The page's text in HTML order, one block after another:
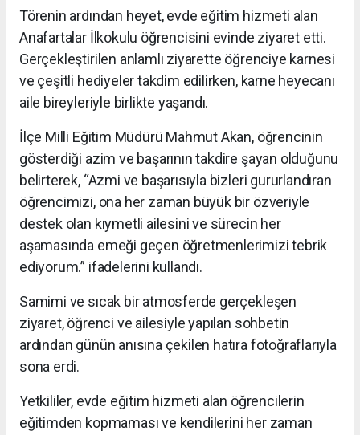
Törenin ardından heyet, evde eğitim hizmeti alan
Anafartalar İlkokulu öğrencisini evinde ziyaret etti.
Gerçekleştirilen anlamlı ziyarette öğrenciye karnesi
ve çeşitli hediyeler takdim edilirken, karne heyecanı
aile bireyleriyle birlikte yaşandı.
İlçe Milli Eğitim Müdürü Mahmut Akan, öğrencinin
gösterdiği azim ve başarının takdire şayan olduğunu
belirterek, “Azmi ve başarısıyla bizleri gururlandıran
öğrencimizi, ona her zaman büyük bir özveriyle
destek olan kıymetli ailesini ve sürecin her
aşamasında emeği geçen öğretmenlerimizi tebrik
ediyorum.” ifadelerini kullandı.
Samimi ve sıcak bir atmosferde gerçekleşen
ziyaret, öğrenci ve ailesiyle yapılan sohbetin
ardından günün anısına çekilen hatıra fotoğraflarıyla
sona erdi.
Yetkililer, evde eğitim hizmeti alan öğrencilerin
eğitimden kopmaması ve kendilerini her zaman